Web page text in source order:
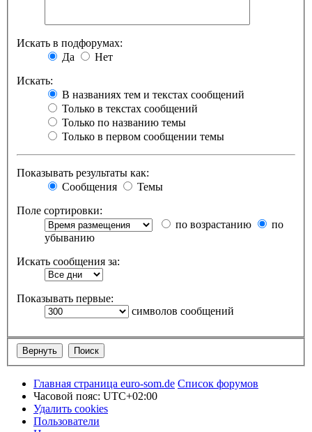
Искать в подфорумах:
Да
Нет
Искать:
В названиях тем и текстах сообщений
Только в текстах сообщений
Только по названию темы
Только в первом сообщении темы
Показывать результаты как:
Сообщения
Темы
Поле сортировки:
по возрастанию
по
убыванию
Искать сообщения за:
Показывать первые:
символов сообщений
Главная страница euro-som.de Список форумов
Часовой пояс: UTC+02:00
Удалить cookies
Пользователи